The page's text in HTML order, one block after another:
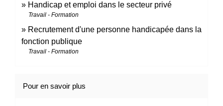
Handicap et emploi dans le secteur privé
Travail - Formation
Recrutement d'une personne handicapée dans la
fonction publique
Travail - Formation
Pour en savoir plus